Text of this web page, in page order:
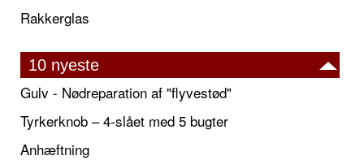
Rakkerglas
10 nyeste
Gulv - Nødreparation af "flyvestød"
Tyrkerknob – 4-slået med 5 bugter
Anhæftning